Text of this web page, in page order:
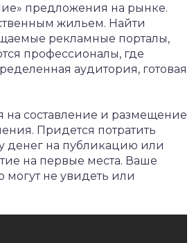
предложения на рынке.
жильем. Найти
рекламные порталы,
профессионалы, где
аудитория, готовая
на составление и размещение
Придется потратить
денег на публикацию или
на первые места. Ваше
могут не увидеть или